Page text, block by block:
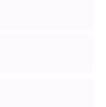
琴,陈铭,王昱珩